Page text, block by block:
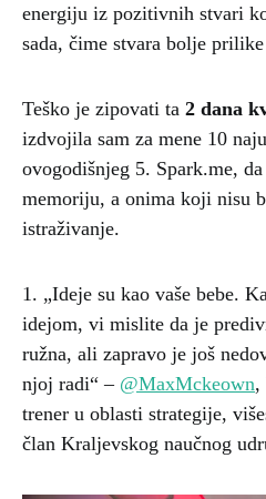
energiju iz pozitivnih stvari
sada, čime stvara bolje
Teško je zipovati ta 2 dana
izdvojila sam za mene 10
ovogodišnjeg 5. Spark.me,
memoriju, a onima koji nisu
istraživanje.
1. „Ideje su kao vaše bebe.
idejom, vi mislite da je
ružna, ali zapravo je još
njoj radi“ – @MaxMckeown,
trener u oblasti strategije,
član Kraljevskog naučnog